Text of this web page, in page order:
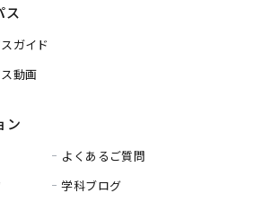
ス
ガイド
動画
ン
よくあるご質問
学科ブログ